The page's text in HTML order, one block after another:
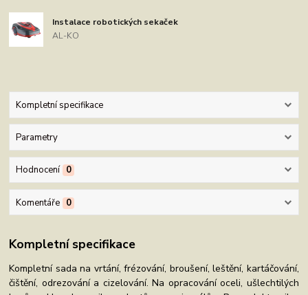
Instalace robotických sekaček
AL-KO
Kompletní specifikace
Parametry
Hodnocení 0
Komentáře 0
Kompletní specifikace
Kompletní sada na vrtání, frézování, broušení, leštění, kartáčování,
čištění, odrezování a cizelování. Na opracování oceli, ušlechtilých